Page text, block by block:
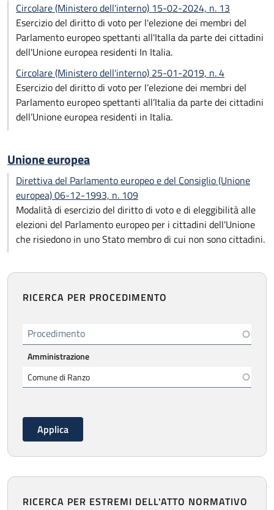
Circolare (Ministero dell'interno) 15-02-2024, n. 13
Esercizio del diritto di voto per l'elezione dei membri del
Parlamento europeo spettanti all'Italla da parte dei cittadini
dell'Unione europea residenti In Italia.
Circolare (Ministero dell'interno) 25-01-2019, n. 4
Esercizio del diritto di voto per l’elezione dei membri del
Parlamento europeo spettanti all’Italia da parte dei cittadini
dell’Unione europea residenti in Italia.
Unione europea
Direttiva del Parlamento europeo e del Consiglio (Unione
europea) 06-12-1993, n. 109
Modalità di esercizio del diritto di voto e di eleggibilità alle
elezioni del Parlamento europeo per i cittadini dell'Unione
che risiedono in uno Stato membro di cui non sono cittadini.
RICERCA PER PROCEDIMENTO
Procedimento
Amministrazione
RICERCA PER ESTREMI DELL'ATTO NORMATIVO